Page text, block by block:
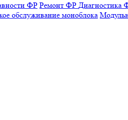
ФР Ремонт ФР Диагностика
обслуживание моноблока